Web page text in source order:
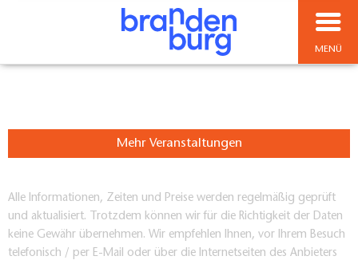
MENÜ
Mehr Veranstaltungen
Alle Informationen, Zeiten und Preise werden regelmäßig geprüft
und aktualisiert. Trotzdem können wir für die Richtigkeit der Daten
keine Gewähr übernehmen. Wir empfehlen Ihnen, vor Ihrem Besuch
telefonisch / per E-Mail oder über die Internetseiten des Anbieters